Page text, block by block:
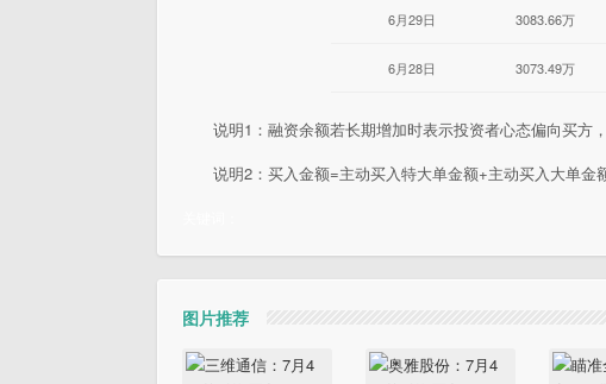
6月29日 3083.66万
6月28日 3073.49万
说明1：融资余额若长期增加时表示投资者心态偏向买方
说明2：买入金额=主动买入特大单金额+主动买入大单金
图片推荐